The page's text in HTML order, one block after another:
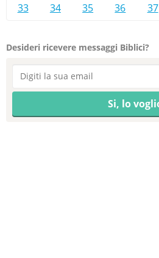
33
34 35 36 37
Desideri ricevere messaggi Biblici?